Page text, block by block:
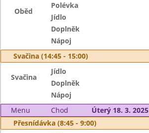
Oběd
Polévka
Jídlo
Doplněk
Nápoj
Svačina (14:45 - 15:00)
Svačina
Jídlo
Doplněk
Nápoj
Menu
Chod
Úterý 18. 3. 2025
Přesnídávka (8:45 - 9:00)